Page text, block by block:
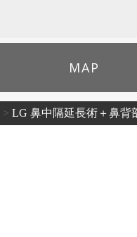
MAP
> LG 鼻中隔延長術＋鼻背